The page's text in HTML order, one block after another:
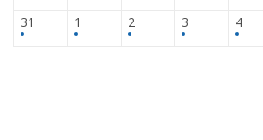
31 1 2 3 4